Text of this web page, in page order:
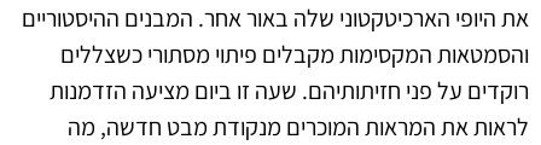
את היופי הארכיטקטוני שלה באור אחר. המבנים ההיסטוריים
והסמטאות המקסימות מקבלים פיתוי מסתורי כשצללים
רוקדים על פני חזיתותיהם. שעה זו ביום מציעה הזדמנות
לראות את המראות המוכרים מנקודת מבט חדשה, מה